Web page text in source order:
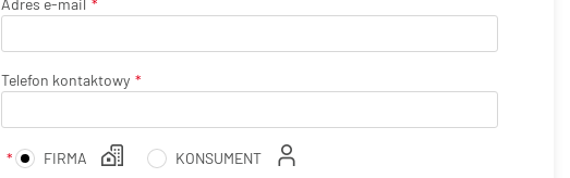
Telefon kontaktowy
FIRMA KONSUMENT